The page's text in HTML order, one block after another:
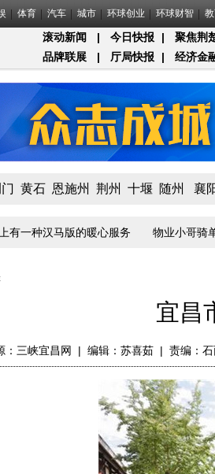
体育 汽车 城市 环球创业 环球财智
滚动新闻 | 今日快报 |
聚焦荆
品牌联展
| 厅局快报 | 经济金
黄石 恩施州 荆州 十堰 随州 襄
一种汉马版的暖心服务 物业小哥骑单
宜昌
： 三峡宜昌网 | 编辑：苏喜茹 | 责编：